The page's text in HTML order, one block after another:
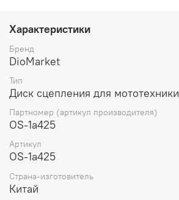
Характеристики
Бренд
DioMarket
Тип
Диск сцепления для мототехники
Партномер (артикул производителя)
OS-1a425
Артикул
OS-1a425
Страна-изготовитель
Китай